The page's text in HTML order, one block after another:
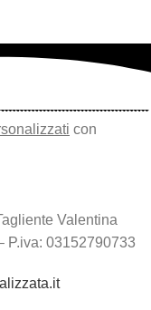
con
Valentina
P.iva: 03152790733